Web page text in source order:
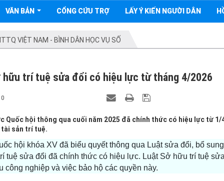
VĂN BẢN CỔNG CỨU TRỢ LẤY Ý KIẾN NGƯỜI DÂN
VIỆT NAM - BÌNH DÂN HỌC VỤ SỐ
hữu trí tuệ sửa đổi có hiệu lực từ tháng 4/2026
0
Quốc hội thông qua cuối năm 2025 đã chính thức có hiệu lực từ
tài sản trí tuệ.
hội khóa XV đã biểu quyết thông qua Luật sửa đổi, bổ
tuệ sửa đổi đã chính thức có hiệu lực. Luật Sở hữu trí tuệ
nghiệp và việc bảo hộ các quyền này.